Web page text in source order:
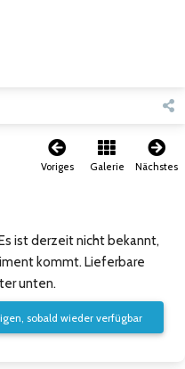
Voriges Galerie Nächstes
ist derzeit nicht bekannt,
kommt. Lieferbare
unten.
sobald wieder verfügbar